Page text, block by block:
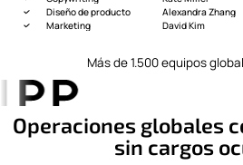
Diseño de producto
Alexandra Zhang
Marketing
David Kim
Más de 1.500 equipos
Operaciones globales
sin cargos